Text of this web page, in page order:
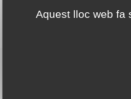
Aquest lloc web fa